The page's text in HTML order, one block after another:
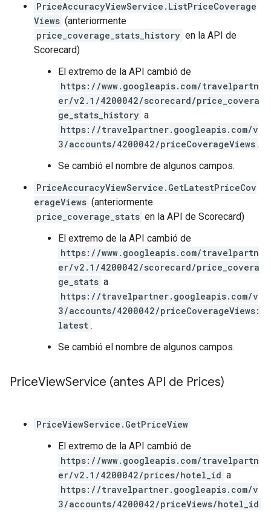
PriceAccuracyViewService.ListPriceCoverage
Views (anteriormente
price_coverage_stats_history en la API de
Scorecard)
El extremo de la API cambió de
https://www.googleapis.com/travelpartn
er/v2.1/4200042/scorecard/price_covera
ge_stats_history a
https://travelpartner.googleapis.com/v
3/accounts/4200042/priceCoverageViews .
Se cambió el nombre de algunos campos.
PriceAccuracyViewService.GetLatestPriceCov
erageViews (anteriormente
price_coverage_stats en la API de Scorecard)
El extremo de la API cambió de
https://www.googleapis.com/travelpartn
er/v2.1/4200042/scorecard/price_covera
ge_stats a
https://travelpartner.googleapis.com/v
3/accounts/4200042/priceCoverageViews:
latest .
Se cambió el nombre de algunos campos.
PriceViewService (antes API de Prices)
PriceViewService.GetPriceView
El extremo de la API cambió de
https://www.googleapis.com/travelpartn
er/v2.1/4200042/prices/hotel_id a
https://travelpartner.googleapis.com/v
3/accounts/4200042/priceViews/hotel_id